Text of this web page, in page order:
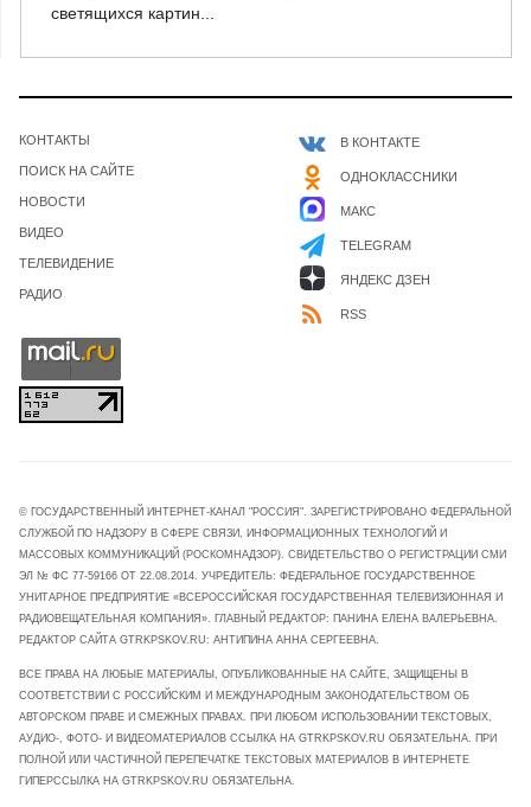
светящихся картин...
КОНТАКТЫ
ПОИСК НА САЙТЕ
НОВОСТИ
ВИДЕО
ТЕЛЕВИДЕНИЕ
РАДИО
В КОНТАКТЕ
ОДНОКЛАССНИКИ
МАКС
TELEGRAM
ЯНДЕКС ДЗЕН
RSS
© ГОСУДАРСТВЕННЫЙ ИНТЕРНЕТ-КАНАЛ "РОССИЯ". ЗАРЕГИСТРИРОВАНО ФЕДЕРАЛЬНОЙ
СЛУЖБОЙ ПО НАДЗОРУ В СФЕРЕ СВЯЗИ, ИНФОРМАЦИОННЫХ ТЕХНОЛОГИЙ И
МАССОВЫХ КОММУНИКАЦИЙ (РОСКОМНАДЗОР). СВИДЕТЕЛЬСТВО О РЕГИСТРАЦИИ СМИ
ЭЛ № ФС 77-59166 ОТ 22.08.2014. УЧРЕДИТЕЛЬ: ФЕДЕРАЛЬНОЕ ГОСУДАРСТВЕННОЕ
УНИТАРНОЕ ПРЕДПРИЯТИЕ «ВСЕРОССИЙСКАЯ ГОСУДАРСТВЕННАЯ ТЕЛЕВИЗИОННАЯ И
РАДИОВЕЩАТЕЛЬНАЯ КОМПАНИЯ». ГЛАВНЫЙ РЕДАКТОР: ПАНИНА ЕЛЕНА ВАЛЕРЬЕВНА.
РЕДАКТОР САЙТА GTRKPSKOV.RU: АНТИПИНА АННА СЕРГЕЕВНА.
ВСЕ ПРАВА НА ЛЮБЫЕ МАТЕРИАЛЫ, ОПУБЛИКОВАННЫЕ НА САЙТЕ, ЗАЩИЩЕНЫ В
СООТВЕТСТВИИ С РОССИЙСКИМ И МЕЖДУНАРОДНЫМ ЗАКОНОДАТЕЛЬСТВОМ ОБ
АВТОРСКОМ ПРАВЕ И СМЕЖНЫХ ПРАВАХ. ПРИ ЛЮБОМ ИСПОЛЬЗОВАНИИ ТЕКСТОВЫХ,
АУДИО-, ФОТО- И ВИДЕОМАТЕРИАЛОВ ССЫЛКА НА GTRKPSKOV.RU ОБЯЗАТЕЛЬНА. ПРИ
ПОЛНОЙ ИЛИ ЧАСТИЧНОЙ ПЕРЕПЕЧАТКЕ ТЕКСТОВЫХ МАТЕРИАЛОВ В ИНТЕРНЕТЕ
ГИПЕРССЫЛКА НА GTRKPSKOV.RU ОБЯЗАТЕЛЬНА.